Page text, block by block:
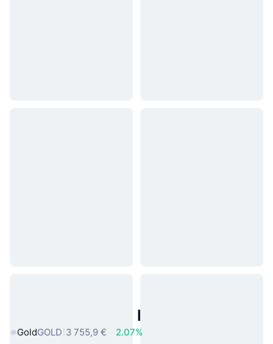
Actifs du Monde Réel Populaires
GoldGOLD 3 755,9 €
2.07%